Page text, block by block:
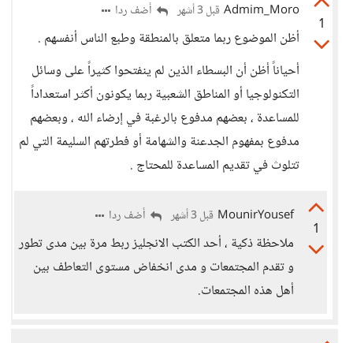
1
Admim_Moro قبل 3 أشهر أضف ردا
أظن الموضوع ربما متعلق بالمنطقة وطبع الناس أنفسهم .
أحياناً أظن أن البسطاء الذين لم ينفتحوا كثيراً على وسائل
التكنولوجيا أو المناطق الشعبية ربما يكونون أكثر استعداداً
للمساعدة ، بعضهم مدفوع بالرغبة في إرضاء الله ، وبعضهم
مدفوع بمفهوم الجدعنة والشهامة أو فطرتهم السليمة التي لم
تتلوث في تقديم المساعدة للمحتاج .
1
MounirYousef قبل 3 أشهر أضف ردا
ملاحظة ذكية ، أحد الكتب الانجليز ربط مرة بين مدى تطور
و تقدم المجتمعات و مدى انخفاض مستوى التعاطف بين
أهل هذه المجتمعات.